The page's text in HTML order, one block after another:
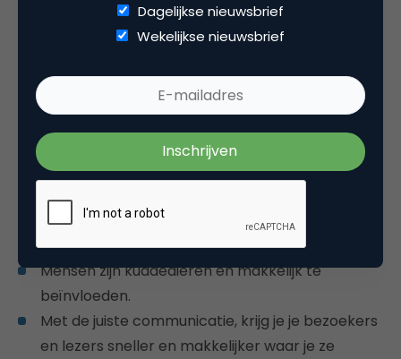
Je staat dan zelfs rechts prominent in beeld.
Je blogartikelen komen rechts naar voren als
Zet hiervoor wel even een Google+-scriptje in je
broncode van je website.
8. Gebruik persuasion technieken
Iets moeilijker direct toe te passen, maar
verdiep je in de psyche van je doelgroep.
Mensen zijn kuddedieren en makkelijk te
beïnvloeden.
Met de juiste communicatie, krijg je je bezoekers
en lezers sneller en makkelijker waar je ze
Dagelijkse nieuwsbrief
Wekelijkse nieuwsbrief